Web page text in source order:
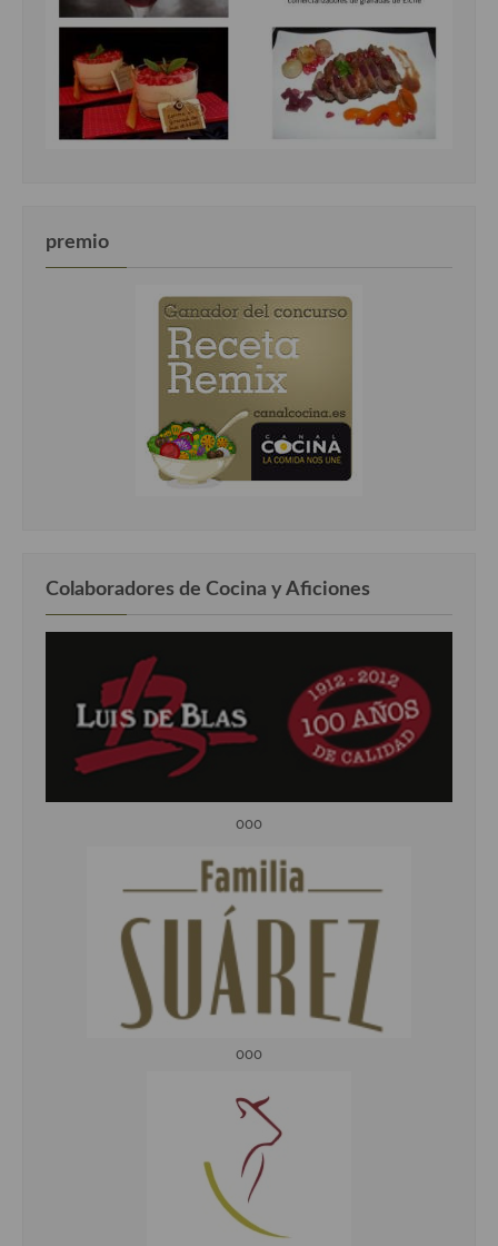
premio
Colaboradores de Cocina y Aficiones
ooo
ooo